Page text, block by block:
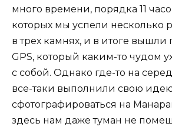
много времени, порядка 11
которых мы успели несколько
в трех камнях, и в итоге вышли
GPS, который каким-то чудом
с собой. Однако где-то на
все-таки выполнили свою
сфотографироваться на
здесь нам даже туман не